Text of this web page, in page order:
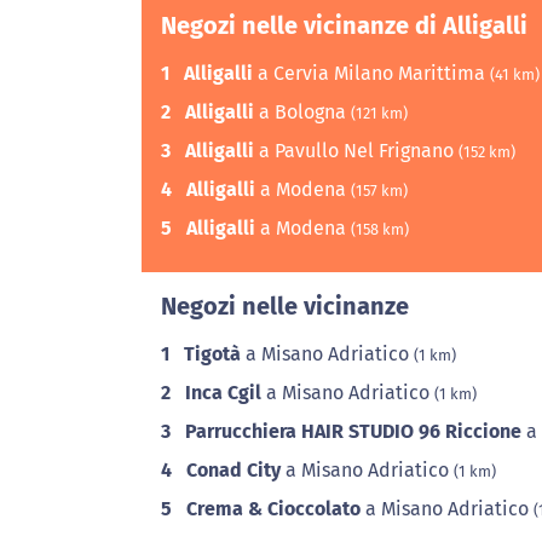
Negozi nelle vicinanze di Alligalli
1 Alligalli a Cervia Milano Marittima (41 km)
2 Alligalli a Bologna (121 km)
3 Alligalli a Pavullo Nel Frignano (152 km)
4 Alligalli a Modena (157 km)
5 Alligalli a Modena (158 km)
Negozi nelle vicinanze
1 Tigotà a Misano Adriatico (1 km)
2 Inca Cgil a Misano Adriatico (1 km)
3 Parrucchiera HAIR STUDIO 96 Riccione a
4 Conad Citya Misano Adriatico (1 km)
5 Crema & Cioccolato a Misano Adriatico